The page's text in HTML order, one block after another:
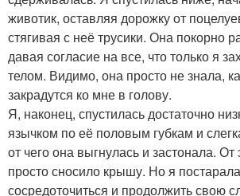
животик, оставляя дорожку от
стягивая с неё трусики. Она покорно
давая согласие на все, что только я
телом. Видимо, она просто не знала,
закрадутся ко мне в голову.
Я, наконец, спустилась достаточно
язычком по её половым губкам и
от чего она выгнулась и застонала. От
просто сносило крышу. Но я
сосредоточиться и продолжить свою